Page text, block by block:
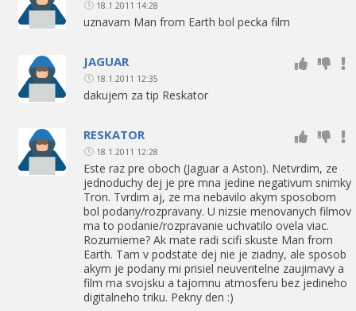
18.1.2011 14:28
uznavam Man from Earth bol pecka film
JAGUAR
18.1.2011 12:35
dakujem za tip Reskator
RESKATOR
18.1.2011 12:28
Este raz pre oboch (Jaguar a Aston). Netvrdim, ze
jednoduchy dej je pre mna jedine negativum snimky
Tron. Tvrdim aj, ze ma nebavilo akym sposobom
bol podany/rozpravany. U nizsie menovanych filmov
ma to podanie/rozpravanie uchvatilo ovela viac.
Rozumieme? Ak mate radi scifi skuste Man from
Earth. Tam v podstate dej nie je ziadny, ale sposob
akym je podany mi prisiel neuveritelne zaujimavy a
film ma svojsku a tajomnu atmosferu bez jedineho
digitalneho triku. Pekny den :)